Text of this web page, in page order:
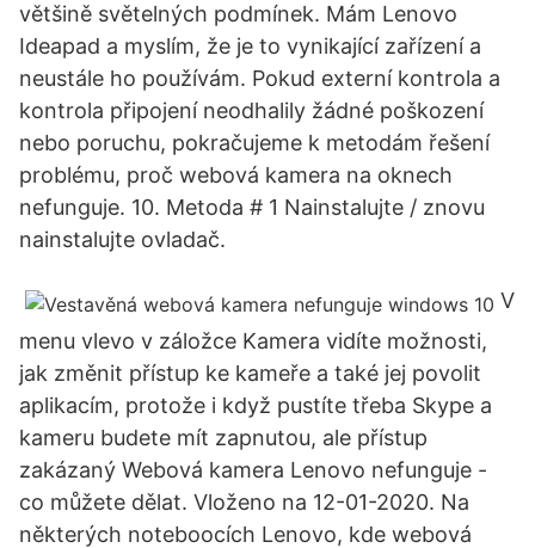
většině světelných podmínek. Mám Lenovo
Ideapad a myslím, že je to vynikající zařízení a
neustále ho používám. Pokud externí kontrola a
kontrola připojení neodhalily žádné poškození
nebo poruchu, pokračujeme k metodám řešení
problému, proč webová kamera na oknech
nefunguje. 10. Metoda # 1 Nainstalujte / znovu
nainstalujte ovladač.
V
menu vlevo v záložce Kamera vidíte možnosti,
jak změnit přístup ke kameře a také jej povolit
aplikacím, protože i když pustíte třeba Skype a
kameru budete mít zapnutou, ale přístup
zakázaný Webová kamera Lenovo nefunguje -
co můžete dělat. Vloženo na 12-01-2020. Na
některých noteboocích Lenovo, kde webová